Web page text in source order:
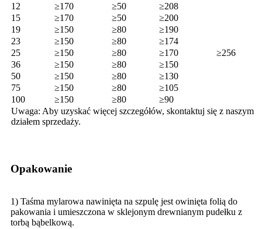
12
≥170 ≥50 ≥208
≥256
15 ≥170 ≥50
≥200
19
≥150 ≥80
≥190
23
≥150 ≥80
≥174
25
≥150 ≥80
≥170
36
≥150 ≥80
≥150
50
≥150 ≥80
≥130
75
≥150 ≥80
≥105
100
≥150 ≥80
≥90
Uwaga: Aby uzyskać więcej szczegółów, skontaktuj się z naszym
działem sprzedaży.
Opakowanie
1) Taśma mylarowa nawinięta na szpulę jest owinięta folią do
pakowania i umieszczona w sklejonym drewnianym pudełku z
torbą bąbelkową.